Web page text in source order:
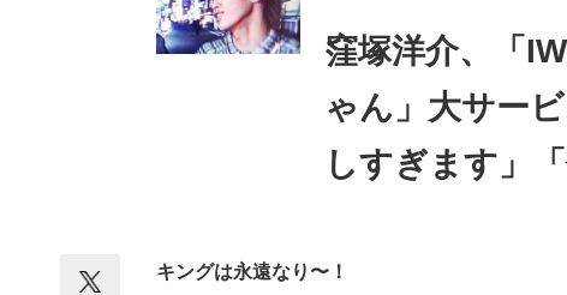
ITエンジニア向け専門サイト 企業向けIT製品
窪塚洋介、「
ゃん」大サー
しすぎます」
キングは永遠なり〜！